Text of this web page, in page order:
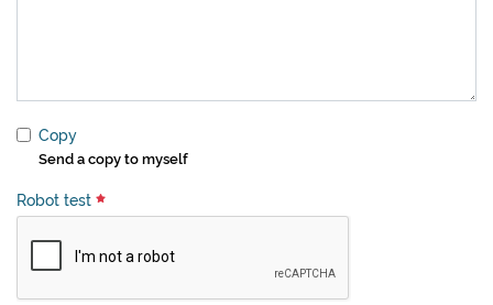
Copy
Send a copy to myself
Robot test